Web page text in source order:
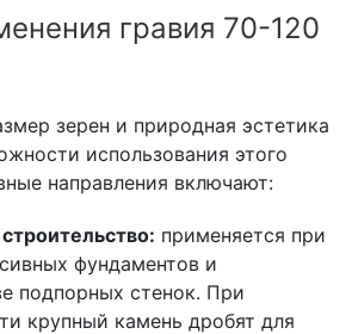
гравия 70-120
зерен и природная эстетика
использования этого
направления включают:
применяется при
фундаментов и
подпорных стенок. При
крупный камень дробят для